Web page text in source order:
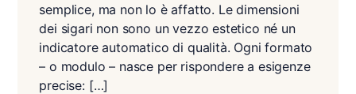
semplice, ma non lo è affatto. Le dimensioni
dei sigari non sono un vezzo estetico né un
indicatore automatico di qualità. Ogni formato
– o modulo – nasce per rispondere a esigenze
precise: […]